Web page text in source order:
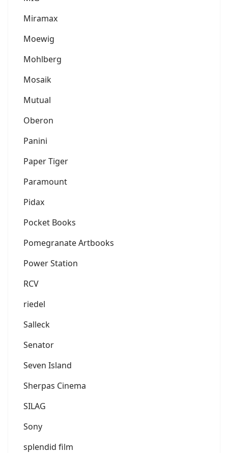
Miramax
Moewig
Mohlberg
Mosaik
Mutual
Oberon
Panini
Paper Tiger
Paramount
Pidax
Pocket Books
Pomegranate Artbooks
Power Station
RCV
riedel
Salleck
Senator
Seven Island
Sherpas Cinema
SILAG
Sony
splendid film